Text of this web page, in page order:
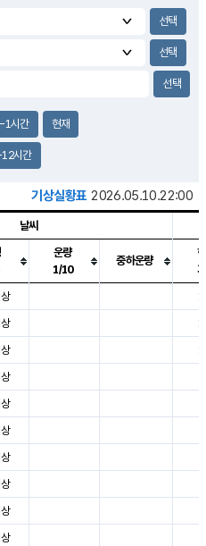
-1시간 현재
시간
기상실황표 2026.05.10.22:00
온, 강수, 바람, 기압등을 안내한 표입
날씨
운량
1/10
중하운량